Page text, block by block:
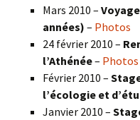
Mars 2010 –
années) – Photos
24 février 2010 –
l’Athénée– Photos
Février 2010 –
l’écologie et
Janvier 2010 –